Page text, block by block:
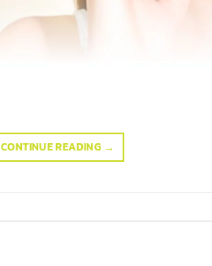
CONTINUE READING →